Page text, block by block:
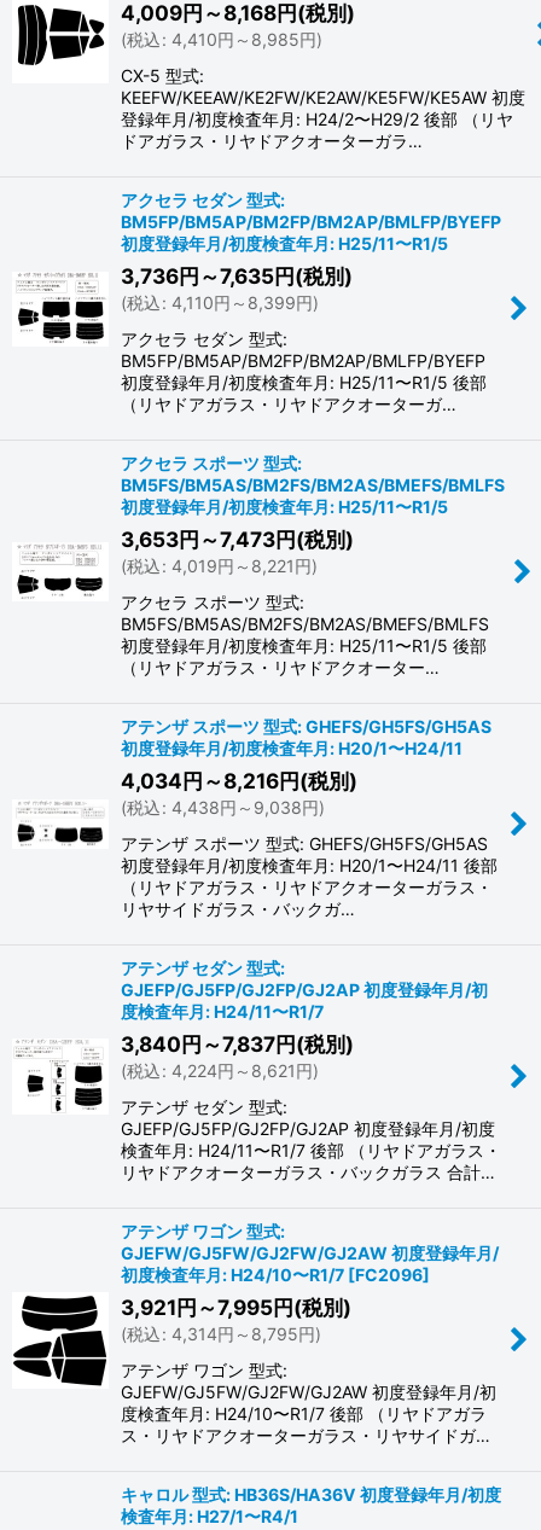
4,009円～8,168円(税別)
(税込: 4,410円 ～8,985円)
CX-5 型式:
KEEFW/KEEAW/KE2FW/KE2AW/KE5FW/KE5AW 初度
登録年月/初度検査年月: H24/2〜H29/2 後部 （リヤ
ドアガラス・リヤドアクオーターガラ…
アクセラ セダン 型式:
BM5FP/BM5AP/BM2FP/BM2AP/BMLFP/BYEFP
初度登録年月/初度検査年月: H25/11〜R1/5
3,736円～7,635円(税別)
(税込: 4,110円 ～8,399円)
アクセラ セダン 型式:
BM5FP/BM5AP/BM2FP/BM2AP/BMLFP/BYEFP
初度登録年月/初度検査年月: H25/11〜R1/5 後部
（リヤドアガラス・リヤドアクオーターガ…
アクセラ スポーツ 型式:
BM5FS/BM5AS/BM2FS/BM2AS/BMEFS/BMLFS
初度登録年月/初度検査年月: H25/11〜R1/5
3,653円～7,473円(税別)
(税込: 4,019円 ～8,221円)
アクセラ スポーツ 型式:
BM5FS/BM5AS/BM2FS/BM2AS/BMEFS/BMLFS
初度登録年月/初度検査年月: H25/11〜R1/5 後部
（リヤドアガラス・リヤドアクオーター…
アテンザ スポーツ 型式: GHEFS/GH5FS/GH5AS
初度登録年月/初度検査年月: H20/1〜H24/11
4,034円～8,216円(税別)
(税込: 4,438円 ～9,038円)
アテンザ スポーツ 型式: GHEFS/GH5FS/GH5AS
初度登録年月/初度検査年月: H20/1〜H24/11 後部
（リヤドアガラス・リヤドアクオーターガラス・
リヤサイドガラス・バックガ…
アテンザ セダン 型式:
GJEFP/GJ5FP/GJ2FP/GJ2AP 初度登録年月/初
度検査年月: H24/11〜R1/7
3,840円～7,837円(税別)
(税込: 4,224円 ～8,621円)
アテンザ セダン 型式:
GJEFP/GJ5FP/GJ2FP/GJ2AP 初度登録年月/初度
検査年月: H24/11〜R1/7 後部 （リヤドアガラス・
リヤドアクオーターガラス・バックガラス 合計…
アテンザ ワゴン 型式:
GJEFW/GJ5FW/GJ2FW/GJ2AW 初度登録年月/
初度検査年月: H24/10〜R1/7 [FC2096]
3,921円～7,995円(税別)
(税込: 4,314円 ～8,795円)
アテンザ ワゴン 型式:
GJEFW/GJ5FW/GJ2FW/GJ2AW 初度登録年月/初
度検査年月: H24/10〜R1/7 後部 （リヤドアガラ
ス・リヤドアクオーターガラス・リヤサイドガ…
キャロル 型式: HB36S/HA36V 初度登録年月/初度
検査年月: H27/1〜R4/1